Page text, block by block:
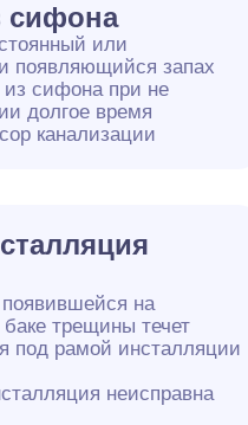
сифона
или
появляющийся запах
из сифона при не
долгое время
канализации
на
трещины течет
под рамой инсталляции
неисправна